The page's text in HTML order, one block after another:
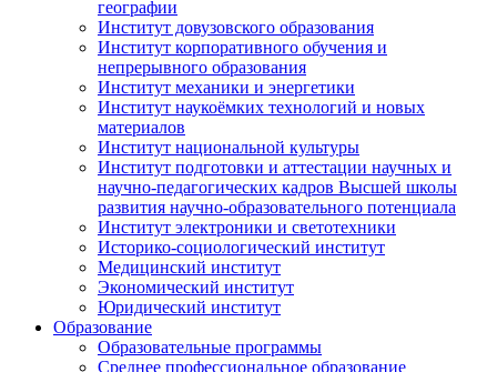
географии
Институт довузовского образования
Институт корпоративного обучения и
непрерывного образования
Институт механики и энергетики
Институт наукоёмких технологий и новых
материалов
Институт национальной культуры
Институт подготовки и аттестации научных и
научно-педагогических кадров Высшей школы
развития научно-образовательного потенциала
Институт электроники и светотехники
Историко-социологический институт
Медицинский институт
Экономический институт
Юридический институт
Образование
Образовательные программы
Среднее профессиональное образование